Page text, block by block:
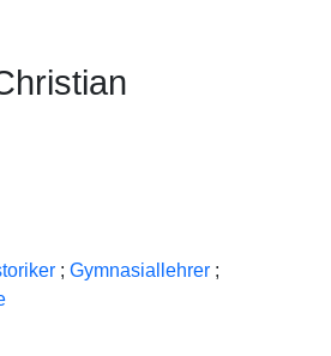
; Gymnasiallehrer ;